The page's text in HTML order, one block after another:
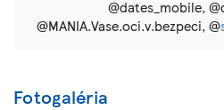
@dates_mobile,
@MANIA.Vase.oci.v.bezpeci, @
Fotogaléria